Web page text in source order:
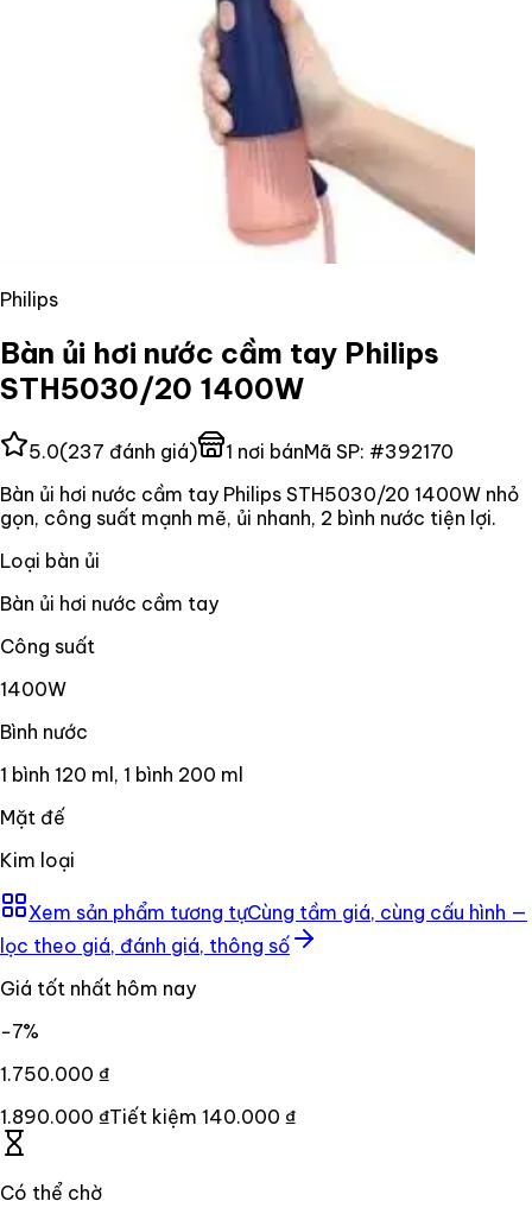
Philips
Bàn ủi hơi nước cầm tay Philips
STH5030/20 1400W
5.0(237 đánh giá) 1 nơi bánMã SP: #392170
Bàn ủi hơi nước cầm tay Philips STH5030/20 1400W nhỏ
gọn, công suất mạnh mẽ, ủi nhanh, 2 bình nước tiện lợi.
Loại bàn ủi
Bàn ủi hơi nước cầm tay
Công suất
1400W
Bình nước
1 bình 120 ml, 1 bình 200 ml
Mặt đế
Kim loại
Xem sản phẩm tương tựCùng tầm giá, cùng cấu hình —
lọc theo giá, đánh giá, thông số
Giá tốt nhất hôm nay
−7%
1.750.000 ₫
1.890.000 ₫Tiết kiệm 140.000 ₫
Có thể chờ